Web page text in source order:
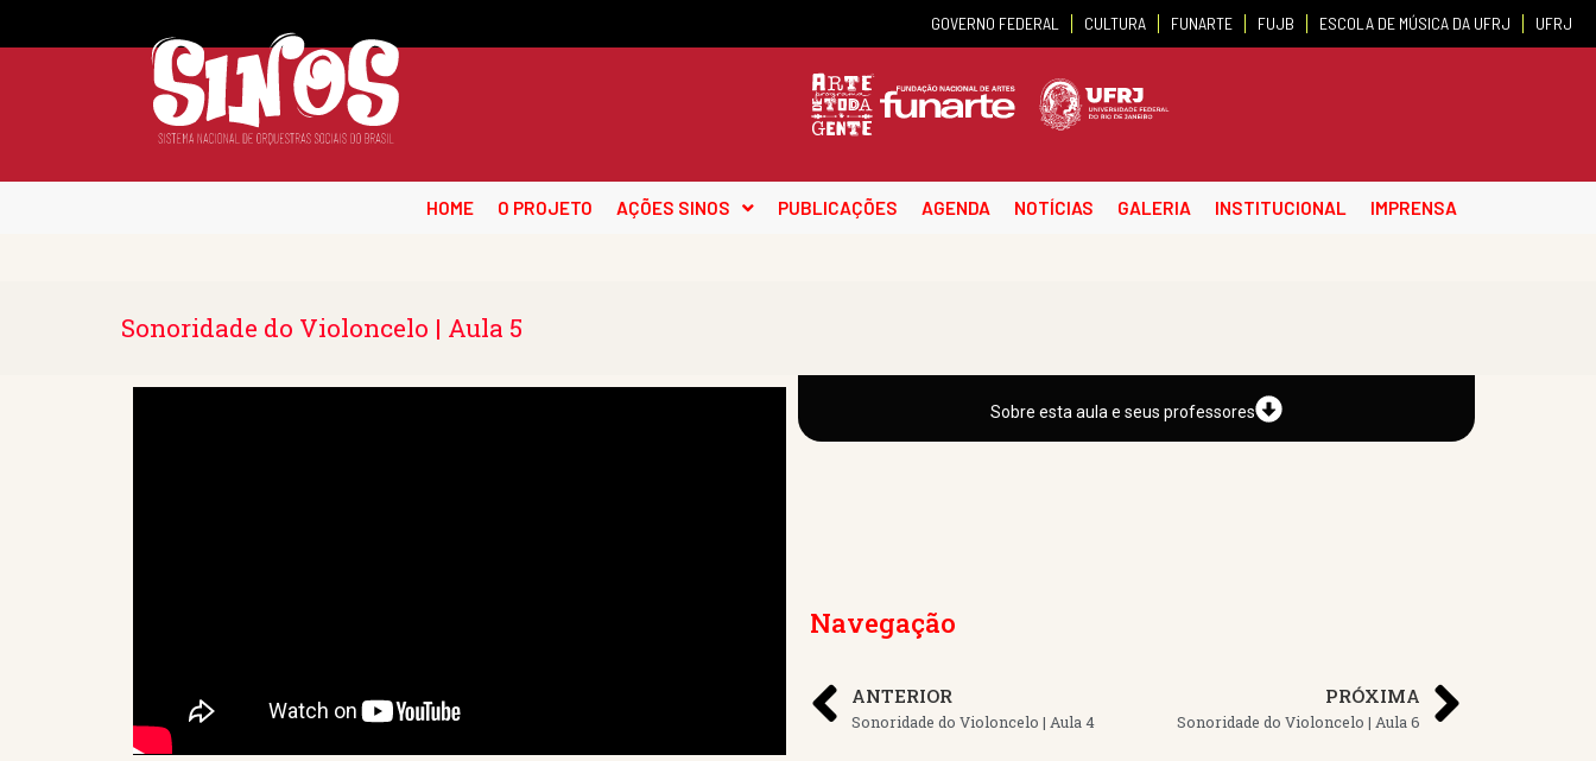
GOVERNO FEDERAL CULTURA FUNARTE FUJB ESCOLA DE MÚSICA DA UFRJ UFRJ
HOME O PROJETO AÇÕES SINOS PUBLICAÇÕES AGENDA NOTÍCIAS GALERIA INSTITUCIONAL IMPRENSA
Sonoridade do Violoncelo | Aula 5
Sobre esta aula e seus professores
Navegação
ANTERIOR
Sonoridade do Violoncelo | Aula 4
PRÓXIMA
Sonoridade do Violoncelo | Aula 6